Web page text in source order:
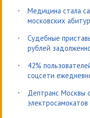
Медицина стала
московских
Судебные
рублей
42%
соцсети
Дептранс Москвы